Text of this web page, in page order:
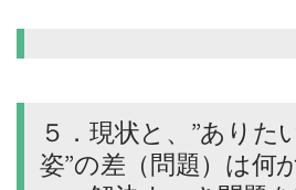
５．現状と、”ありた
姿”の差（問題）は何